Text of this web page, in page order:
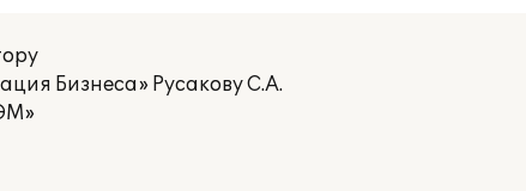
Бизнеса» Русакову С.А.